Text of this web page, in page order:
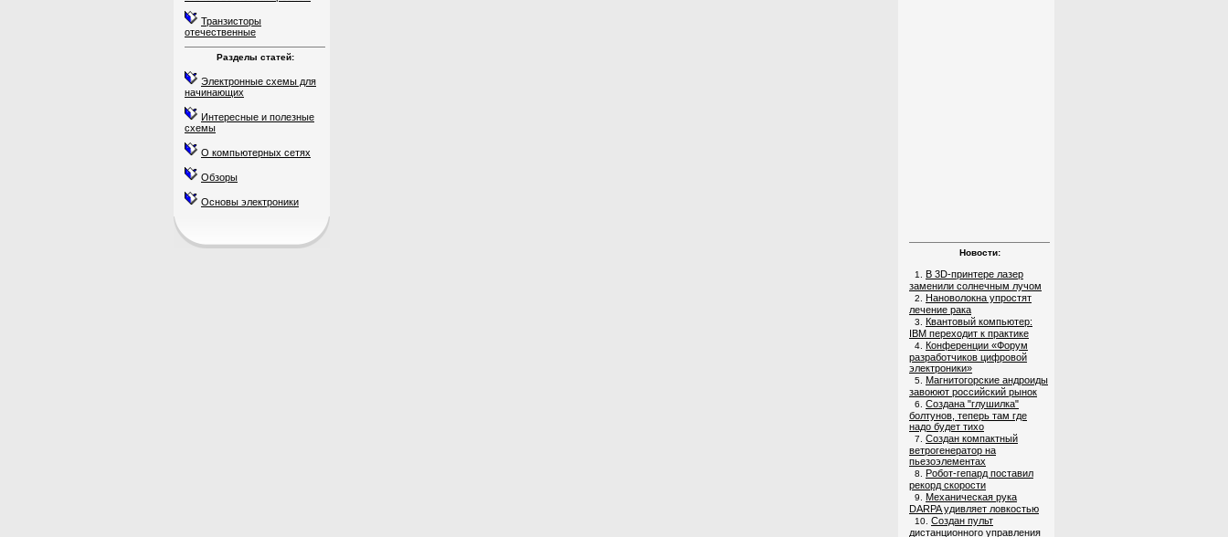
Транзисторы
отечественные
Разделы статей:
Электронные схемы для
начинающих
Интересные и полезные
схемы
О компьютерных сетях
Обзоры
Основы электроники
Новости:
1. В 3D-принтере лазер
заменили солнечным лучом
2. Нановолокна упростят
лечение рака
3. Квантовый компьютер:
IBM переходит к практике
4. Конференции «Форум
разработчиков цифровой
электроники»
5. Магнитогорские андроиды
завоюют российский рынок
6. Создана "глушилка"
болтунов, теперь там где
надо будет тихо
7. Создан компактный
ветрогенератор на
пьезоэлементах
8. Робот-гепард поставил
рекорд скорости
9. Механическая рука
DARPA удивляет ловкостью
10. Создан пульт
дистанционного управления